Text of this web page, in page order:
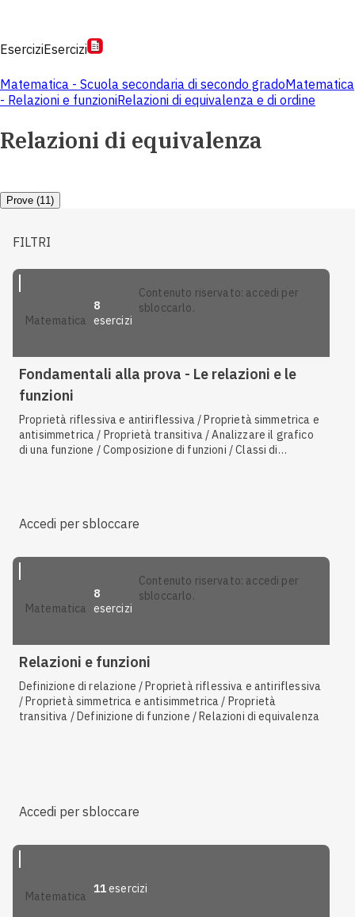
EserciziEsercizi
Matematica - Scuola secondaria di secondo gradoMatematica
- Relazioni e funzioniRelazioni di equivalenza e di ordine
Relazioni di equivalenza
Prove (11)
FILTRI
matematica
8
esercizi
contenuto riservato: accedi per
sbloccarlo.
Fondamentali alla prova - Le relazioni e le
funzioni
Proprietà riflessiva e antiriflessiva / Proprietà simmetrica e
antisimmetrica / Proprietà transitiva / Analizzare il grafico
di una funzione / Composizione di funzioni / Classi di
Accedi per sbloccare
matematica
8
esercizi
contenuto riservato: accedi per
sbloccarlo.
Relazioni e funzioni
Definizione di relazione / Proprietà riflessiva e antiriflessiva
/ Proprietà simmetrica e antisimmetrica / Proprietà
transitiva / Definizione di funzione / Relazioni di equivalenza
Accedi per sbloccare
matematica
11esercizi